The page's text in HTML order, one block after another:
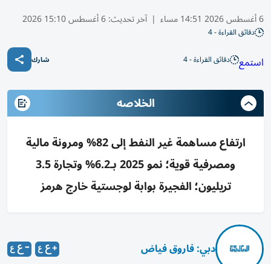
6 أغسطس 2026 14:51 مساء | آخر تحديث:6 أغسطس 15:10 2026
دقائق القراءة - 4
استمع دقائق القراءة - 4 شارك
الخلاصه
ارتفاع مساهمة غير النفط إلى 82% ومرونة مالية
ومصرفية قوية؛ نمو 2025 بـ6.2% وتجارة 3.5
تريليون؛ الفجيرة بوابة لوجستية خارج هرمز
دبي: فاروق فياض